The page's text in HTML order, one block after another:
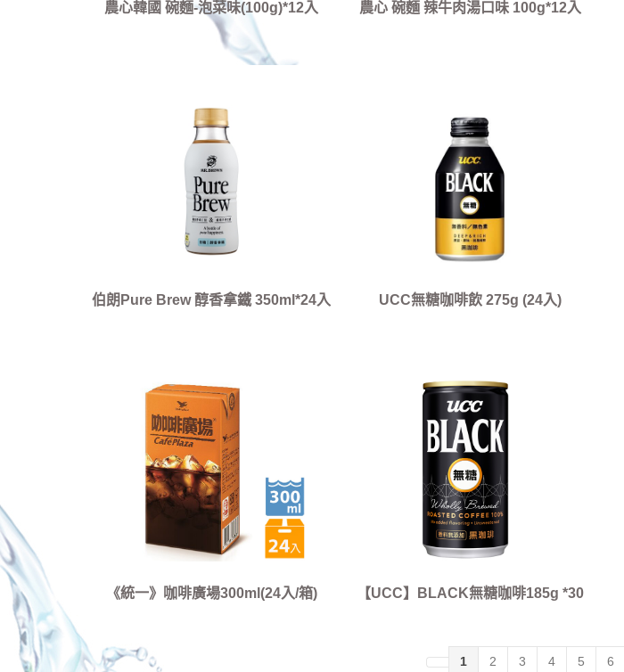
農心韓國 碗麵-泡菜味(100g)*12入 農心 碗麵 辣牛肉湯口味 100g*12入
伯朗Pure Brew 醇香拿鐵 350ml*24入 UCC無糖咖啡飲 275g (24入)
《統一》咖啡廣場300ml(24入/箱)
【UCC】BLACK無糖咖啡185g *30
1 2 3 4 5 6